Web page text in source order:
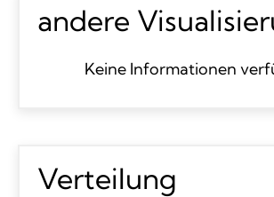
andere
Keine Informationen
Verteilung